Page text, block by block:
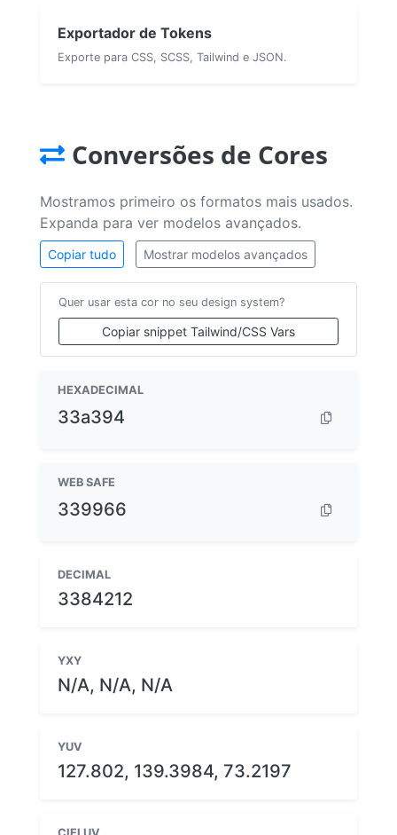
Exportador de Tokens
Exporte para CSS, SCSS, Tailwind e JSON.
Conversões de Cores
Mostramos primeiro os formatos mais usados.
Expanda para ver modelos avançados.
Copiar tudo Mostrar modelos avançados
Quer usar esta cor no seu design system?
Copiar snippet Tailwind/CSS Vars
HEXADECIMAL
33a394
WEB SAFE
339966
DECIMAL
3384212
YXY
N/A, N/A, N/A
YUV
127.802, 139.3984, 73.2197
CIELUV